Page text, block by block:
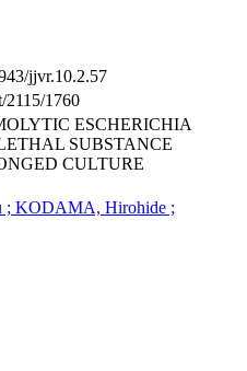
jjvr.10.2.57
2115/1760
ESCHERICHIA
SUBSTANCE
CULTURE
; KODAMA, Hirohide ;